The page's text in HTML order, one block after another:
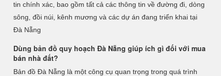
tin chính xác, bao gồm tất cả các thông tin về đường đi, dòng
sông, đồi núi, kênh mương và các dự án đang triển khai tại
Đà Nẵng
Dùng bản đồ quy hoạch Đà Nẵng giúp ích gì đối với mua
bán nhà đất?
Bản đồ Đà Nẵng là một công cụ quan trọng trong quá trình